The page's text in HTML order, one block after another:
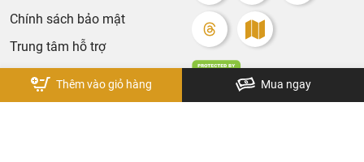
Thêm vào giỏ hàng Mua ngay
Chính sách bảo mật
Trung tâm hỗ trợ